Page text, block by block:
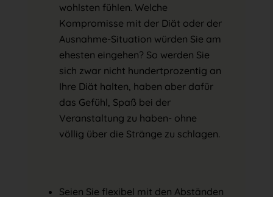
wohlsten fühlen. Welche
Kompromisse mit der Diät oder der
Ausnahme-Situation würden Sie am
ehesten eingehen? So werden Sie
sich zwar nicht hundertprozentig an
Ihre Diät halten, haben aber dafür
das Gefühl, Spaß bei der
Veranstaltung zu haben- ohne
völlig über die Stränge zu schlagen.
Seien Sie flexibel mit den Abständen